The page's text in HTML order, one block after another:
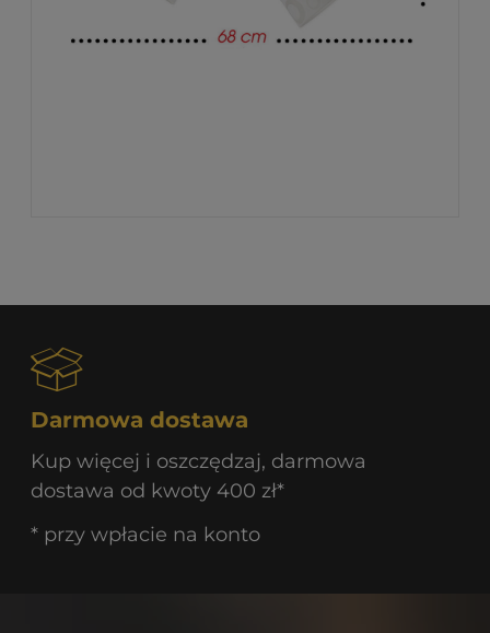
Darmowa dostawa
Kup więcej i oszczędzaj, darmowa
dostawa od kwoty 400 zł*
* przy wpłacie na konto